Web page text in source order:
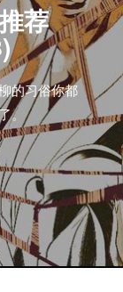
荐
的习俗你都
。